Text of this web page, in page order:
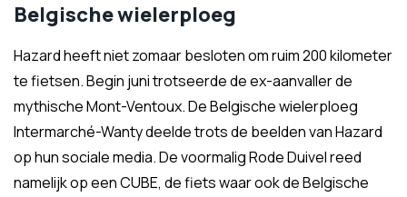
Belgische wielerploeg
Hazard heeft niet zomaar besloten om ruim 200 kilometer
te fietsen. Begin juni trotseerde de ex-aanvaller de
mythische Mont-Ventoux. De Belgische wielerploeg
Intermarché-Wanty deelde trots de beelden van Hazard
op hun sociale media. De voormalig Rode Duivel reed
namelijk op een CUBE, de fiets waar ook de Belgische